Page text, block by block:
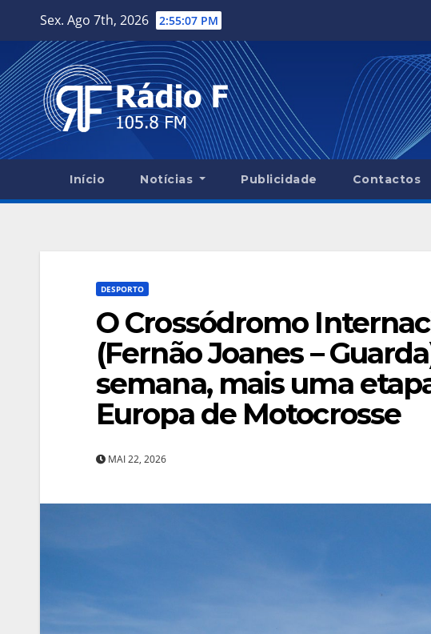
content
Sex. Ago 7th, 2026 2:55:09 PM
Início Notícias Publicidade Contactos
DESPORTO
O Crossódromo
(Fernão Joanes –
semana, mais uma
Europa de Motocrosse
MAI 22, 2026